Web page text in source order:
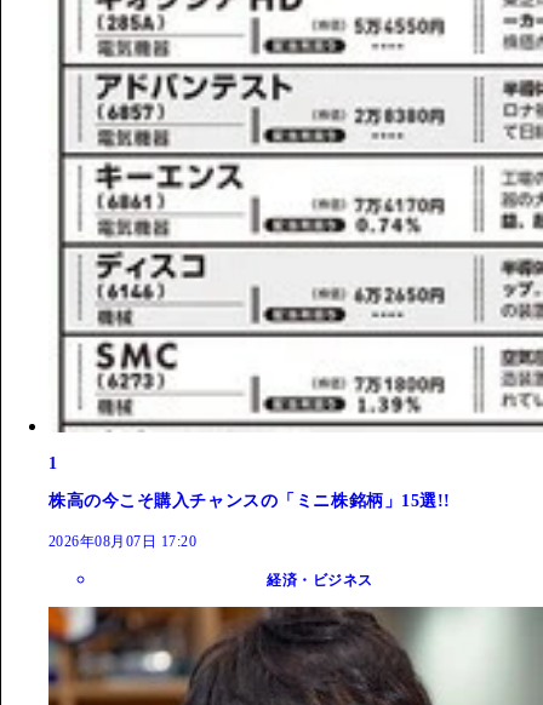
1
株高の今こそ購入チャンスの「ミニ株銘柄」15選!!
2026年08月07日 17:20
経済・ビジネス